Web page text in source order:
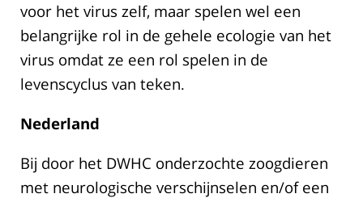
voor het virus zelf, maar spelen wel een
belangrijke rol in de gehele ecologie van het
virus omdat ze een rol spelen in de
levenscyclus van teken.
Nederland
Bij door het DWHC onderzochte zoogdieren
met neurologische verschijnselen en/of een